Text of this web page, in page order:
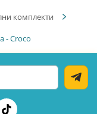
комплекти
- Croco